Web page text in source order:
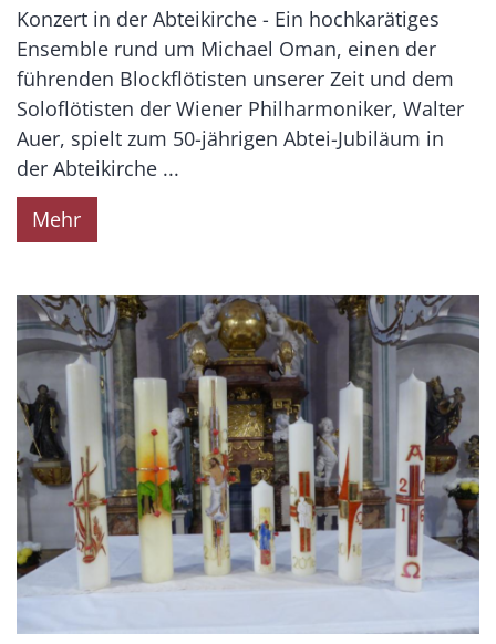
Konzert in der Abteikirche - Ein hochkarätiges
Ensemble rund um Michael Oman, einen der
führenden Blockflötisten unserer Zeit und dem
Soloflötisten der Wiener Philharmoniker, Walter
Auer, spielt zum 50-jährigen Abtei-Jubiläum in
der Abteikirche ...
Mehr